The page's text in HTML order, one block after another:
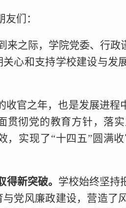
们：
之际，学院党委、行政
心和支持学校建设与发
收官之年，也是发展进
贯彻党的教育方针，落
，实现了“十四五”圆满
新突破。 学校始终坚持
党风廉政建设，营造了